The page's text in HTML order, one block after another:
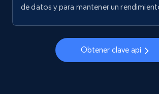
de datos y para mantener un
Obtener clave api